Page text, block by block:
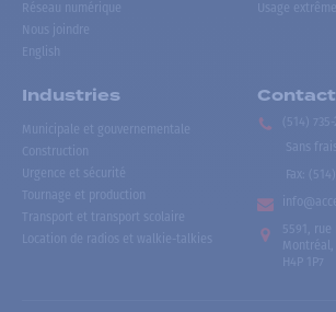
Réseau numérique
Nous joindre
English
Usage extrême
Industries
Municipale et gouvernementale
Construction
Urgence et sécurité
Tournage et production
Transport et transport scolaire
Location de radios et walkie-talkies
Contact
(514) 735-
Sans frais
Fax:
5591, rue
Montréal,
H4P 1P7